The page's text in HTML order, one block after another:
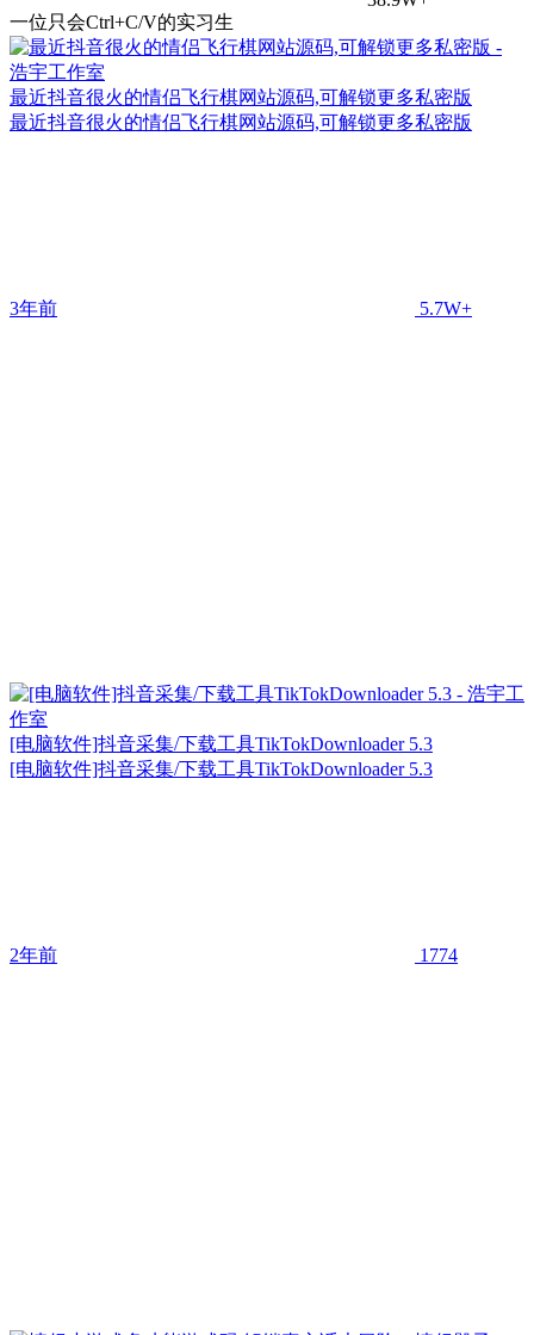
一位只会Ctrl+C/V的实习生
最近抖音很火的情侣飞行棋网站源码,可解锁更多私密版
最近抖音很火的情侣飞行棋网站源码,可解锁更多私密版
3年前 5.7W+
[电脑软件]抖音采集/下载工具TikTokDownloader 5.3
[电脑软件]抖音采集/下载工具TikTokDownloader 5.3
2年前 1774